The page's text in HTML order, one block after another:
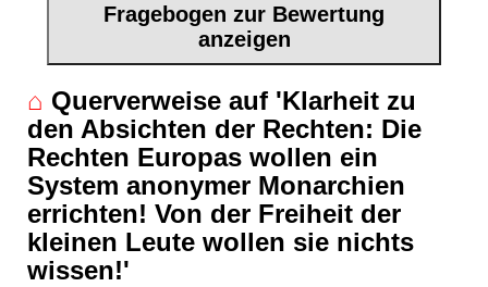
Fragebogen zur Bewertung
anzeigen
⌂ Querverweise auf 'Klarheit zu
den Absichten der Rechten: Die
Rechten Europas wollen ein
System anonymer Monarchien
errichten! Von der Freiheit der
kleinen Leute wollen sie nichts
wissen!'